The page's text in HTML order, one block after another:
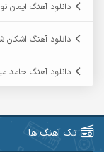
آرین صیادی
دانلود آهنگ ایمان
دانلود آهنگ اشکان
دانلود آهنگ حامد
تک آهنگ ها